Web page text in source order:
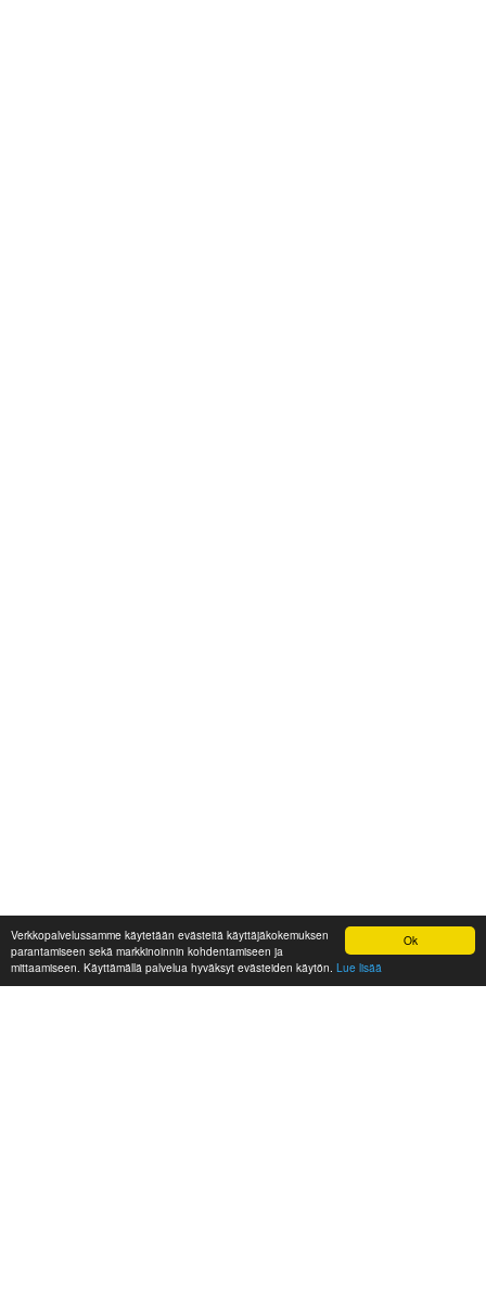
Ok
Verkkopalvelussamme käytetään evästeitä käyttäjäkokemuksen
parantamiseen sekä markkinoinnin kohdentamiseen ja
mittaamiseen. Käyttämällä palvelua hyväksyt evästeiden käytön. Lue lisää